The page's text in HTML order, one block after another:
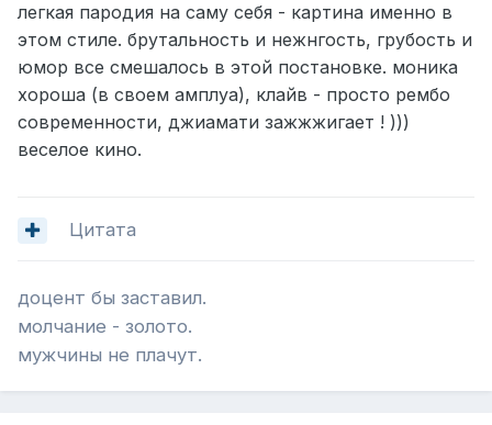
легкая пародия на саму себя - картина именно в
этом стиле. брутальность и нежнгость, грубость и
юмор все смешалось в этой постановке. моника
хороша (в своем амплуа), клайв - просто рембо
современности, джиамати зажжжигает ! )))
веселое кино.
Цитата
доцент бы заставил.
молчание - золото.
мужчины не плачут.